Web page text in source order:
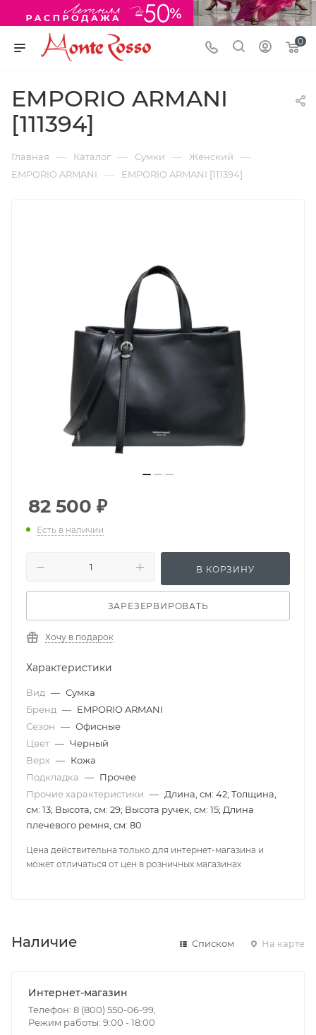
0
EMPORIO ARMANI
[111394]
Главная — Каталог — Сумки — Женский —
EMPORIO ARMANI — EMPORIO ARMANI [111394]
82 500 ₽
Есть в наличии
В КОРЗИНУ
ЗАРЕЗЕРВИРОВАТЬ
Хочу в подарок
Характеристики
Вид — Сумка
Бренд — EMPORIO ARMANI
Сезон — Офисные
Цвет — Черный
Верх — Кожа
Подкладка — Прочее
Прочие характеристики — Длина, см: 42; Толщина,
см: 13; Высота, см: 29; Высота ручек, см: 15; Длина
плечевого ремня, см: 80
Цена действительна только для интернет-магазина и
может отличаться от цен в розничных магазинах
Наличие Списком На карте
Интернет-магазин
Телефон: 8 (800) 550-06-99,
Режим работы: 9:00 - 18:00